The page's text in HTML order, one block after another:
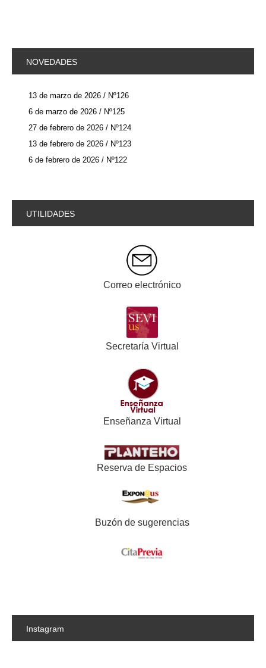
NOVEDADES
13 de marzo de 2026 / Nº126
6 de marzo de 2026 / Nº125
27 de febrero de 2026 / Nº124
13 de febrero de 2026 / Nº123
6 de febrero de 2026 / Nº122
UTILIDADES
Correo electrónico
Secretaría Virtual
Enseñanza Virtual
Reserva de Espacios
Buzón de sugerencias
Instagram